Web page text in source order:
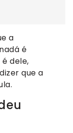
a
é
dele,
que a